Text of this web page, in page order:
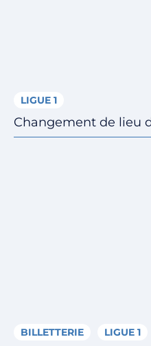
LIGUE 1
Changement de lieu
BILLETTERIE LIGUE 1